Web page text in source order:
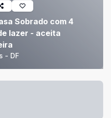
Sobrado com 4
lazer - aceita
- DF